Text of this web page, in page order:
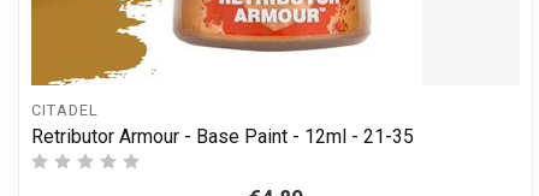
CITADEL
Retributor Armour - Base Paint - 12ml - 21-35